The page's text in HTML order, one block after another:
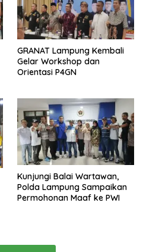
GRANAT Lampung Kembali
Gelar Workshop dan
Orientasi P4GN
Kunjungi Balai Wartawan,
Polda Lampung Sampaikan
Permohonan Maaf ke PWI